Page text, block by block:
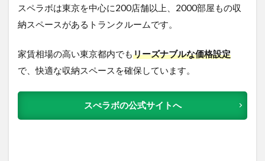
スペラボは東京を中心に200店舗以上、2000部屋もの収
納スペースがあるトランクルームです。
家賃相場の高い東京都内でもリーズナブルな価格設定
で、快適な収納スペースを確保しています。
スぺラボの公式サイトへ